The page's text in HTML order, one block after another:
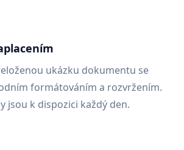
ukázku dokumentu se
formátováním a rozvržením.
jsou k dispozici každý den.